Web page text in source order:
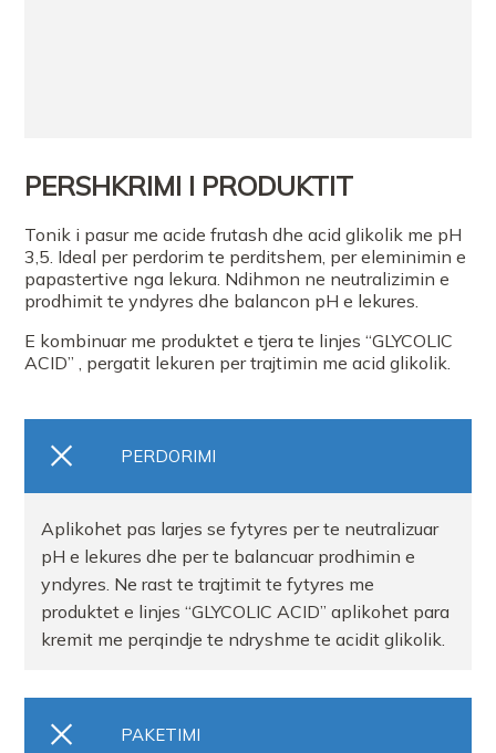
PERSHKRIMI I PRODUKTIT
Tonik i pasur me acide frutash dhe acid glikolik me pH
3,5. Ideal per perdorim te perditshem, per eleminimin e
papastertive nga lekura. Ndihmon ne neutralizimin e
prodhimit te yndyres dhe balancon pH e lekures.
E kombinuar me produktet e tjera te linjes “GLYCOLIC
ACID” , pergatit lekuren per trajtimin me acid glikolik.
PERDORIMI
Aplikohet pas larjes se fytyres per te neutralizuar
pH e lekures dhe per te balancuar prodhimin e
yndyres. Ne rast te trajtimit te fytyres me
produktet e linjes “GLYCOLIC ACID” aplikohet para
kremit me perqindje te ndryshme te acidit glikolik.
PAKETIMI